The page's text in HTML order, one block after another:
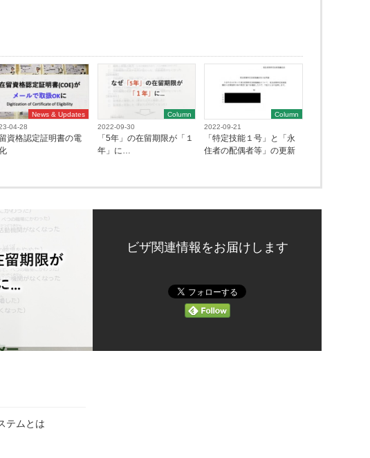
News & Updates
04-28
資格認定証明書の電
Column
2022-09-30
「5年」の在留期限が「１
年」に…
Column
2022-09-21
「特定技能１号」と「永
住者の配偶者等」の更新
ビザ関連情報をお届けします
テムとは